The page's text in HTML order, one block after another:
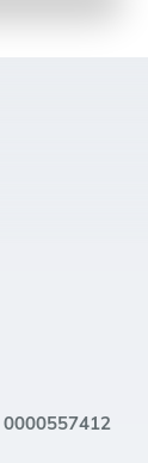
0000557412